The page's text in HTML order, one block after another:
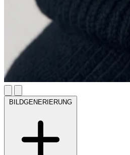
BILDGENERIERUNG